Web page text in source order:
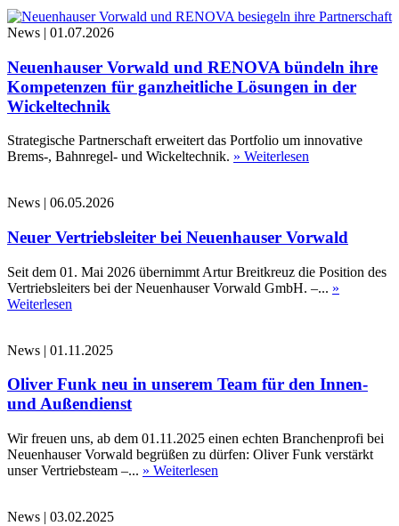
News | 01.07.2026
Neuenhauser Vorwald und RENOVA bündeln ihre
Kompetenzen für ganzheitliche Lösungen in der
Wickeltechnik
Strategische Partnerschaft erweitert das Portfolio um innovative
Brems-, Bahnregel- und Wickeltechnik. » Weiterlesen
News | 06.05.2026
Neuer Vertriebsleiter bei Neuenhauser Vorwald
Seit dem 01. Mai 2026 übernimmt Artur Breitkreuz die Position des
Vertriebsleiters bei der Neuenhauser Vorwald GmbH. –... »
Weiterlesen
News | 01.11.2025
Oliver Funk neu in unserem Team für den Innen-
und Außendienst
Wir freuen uns, ab dem 01.11.2025 einen echten Branchenprofi bei
Neuenhauser Vorwald begrüßen zu dürfen: Oliver Funk verstärkt
unser Vertriebsteam –... » Weiterlesen
News | 03.02.2025